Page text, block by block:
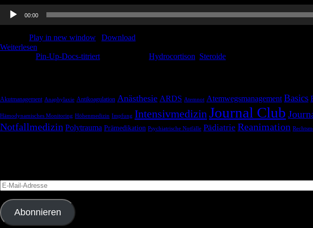
Audio-
Player
00:00
Play in new window
Download
Weiterlesen
Pin-Up-Docs-titriert Hydrocortison Steroide
Akutmanagement Anaphylaxie Antikoagulation Anästhesie ARDS Atemnot Atemwegsmanagement Basics
Hämodynamisches Monitoring Höhenmedizin Impfung Intensivmedizin Journal Club
Notfallmedizin Polytrauma Prämedikation Psychiatrische Notfälle Pädiatrie Reanimation
E-
Mail-
Adresse
Abonnieren